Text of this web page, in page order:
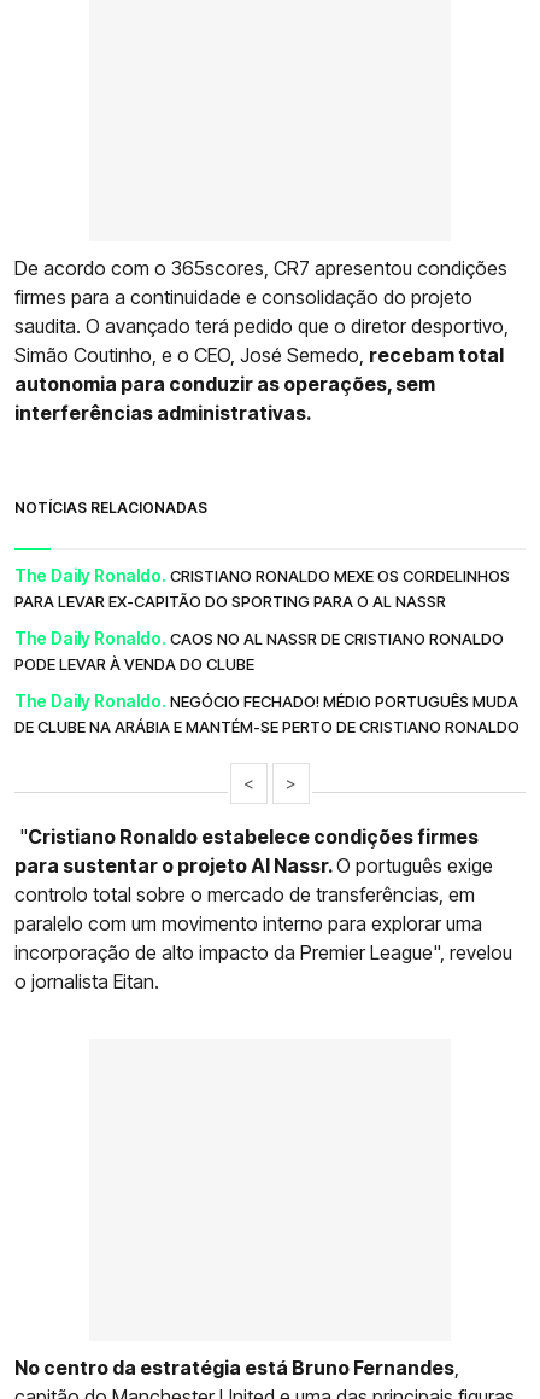
De acordo com o 365scores, CR7 apresentou condições
firmes para a continuidade e consolidação do projeto
saudita. O avançado terá pedido que o diretor desportivo,
Simão Coutinho, e o CEO, José Semedo, recebam total
autonomia para conduzir as operações, sem
interferências administrativas.
NOTÍCIAS RELACIONADAS
The Daily Ronaldo. CRISTIANO RONALDO MEXE OS CORDELINHOS
PARA LEVAR EX-CAPITÃO DO SPORTING PARA O AL NASSR
The Daily Ronaldo. CAOS NO AL NASSR DE CRISTIANO RONALDO
PODE LEVAR À VENDA DO CLUBE
The Daily Ronaldo. NEGÓCIO FECHADO! MÉDIO PORTUGUÊS MUDA
DE CLUBE NA ARÁBIA E MANTÉM-SE PERTO DE CRISTIANO RONALDO
< >
"Cristiano Ronaldo estabelece condições firmes
para sustentar o projeto Al Nassr.O português exige
controlo total sobre o mercado de transferências, em
paralelo com um movimento interno para explorar uma
incorporação de alto impacto da Premier League", revelou
o jornalista Eitan.
No centro da estratégia está Bruno Fernandes